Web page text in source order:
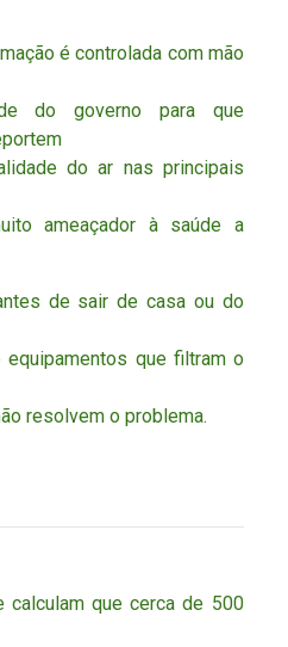
é controlada com mão
do governo para que
do ar nas principais
ameaçador à saúde a
de sair de casa ou do
equipamentos que filtram o
resolvem o problema.
calculam que cerca de 500